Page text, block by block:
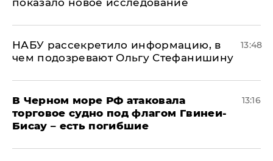
НАБУ рассекретило информацию, в
чем подозревают Ольгу Стефанишину
13:48
В Черном море РФ атаковала
торговое судно под флагом Гвинеи-
Бисау – есть погибшие
13:16